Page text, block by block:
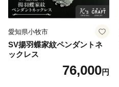
愛知県小牧市
SV揚羽蝶家紋ペンダントネ
ックレス
76,000円